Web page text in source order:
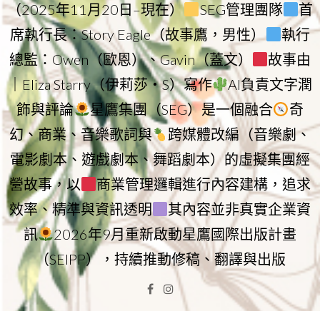
（2025年11月20日–現在）
SEG管理團隊
首
席執行長：Story Eagle（故事鷹，男性）
執行
總監：Owen（歐恩）、Gavin（蓋文）
故事由
｜Eliza Starry（伊莉莎・S）寫作
AI負責文字潤
飾與評論
星鷹集團（SEG）是一個融合
奇
幻、商業、音樂歌詞與
跨媒體改編（音樂劇、
電影劇本、遊戲劇本、舞蹈劇本）的虛擬集團經
營故事，以
商業管理邏輯進行內容建構，追求
效率、精準與資訊透明
其內容並非真實企業資
訊
2026年9月重新啟動星鷹國際出版計畫
（SEIPP），持續推動修稿、翻譯與出版
Facebook
Instagram